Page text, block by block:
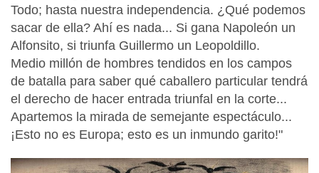
Todo; hasta nuestra independencia. ¿Qué podemos
sacar de ella? Ahí es nada... Si gana Napoleón un
Alfonsito, si triunfa Guillermo un Leopoldillo.
Medio millón de hombres tendidos en los campos
de batalla para saber qué caballero particular tendrá
el derecho de hacer entrada triunfal en la corte...
Apartemos la mirada de semejante espectáculo...
¡Esto no es Europa; esto es un inmundo garito!"